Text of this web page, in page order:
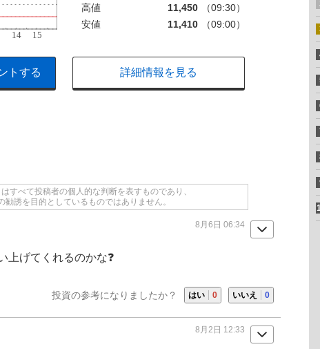
高値
11,450
（09:30）
安値
11,410 （09:00）
トする 詳細情報を見る
すべて投稿者の個人的な判断を表すものであり、
勧誘を目的としているものではありません。
8月6日 06:34
上げてくれるのかな❓
投資の参考になりましたか？ はい 0 いいえ 0
8月2日 12:33